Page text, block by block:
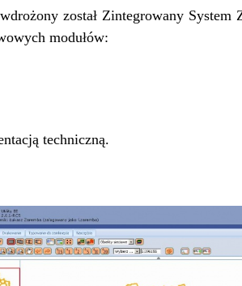
został Zintegrowany
modułów:
techniczną.